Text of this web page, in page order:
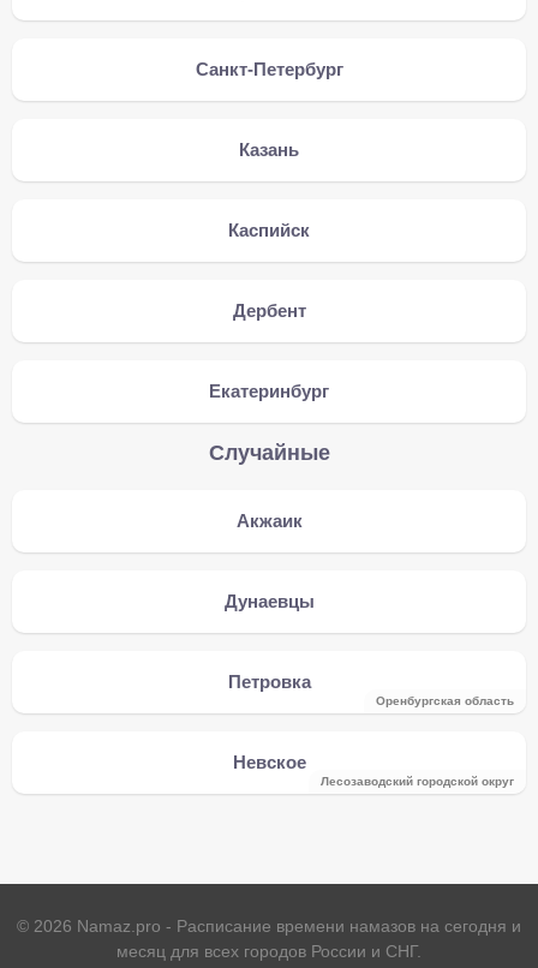
Санкт-Петербург
Казань
Каспийск
Дербент
Екатеринбург
Случайные
Акжаик
Дунаевцы
Петровка
Оренбургская область
Невское
Лесозаводский городской округ
© 2026 Namaz.pro - Расписание времени намазов на сегодня и
месяц для всех городов России и СНГ.